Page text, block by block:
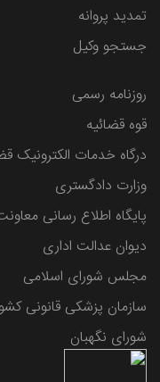
تمدید پروانه
جستجو وکیل
روزنامه رسمی
قوه قضائیه
درگاه خدمات الکترونیک
وزارت دادگستری
پایگاه اطلاع رسانی
دیوان عدالت اداری
مجلس شورای اسلامی
سازمان پزشکی قانونی
شورای نگهبان